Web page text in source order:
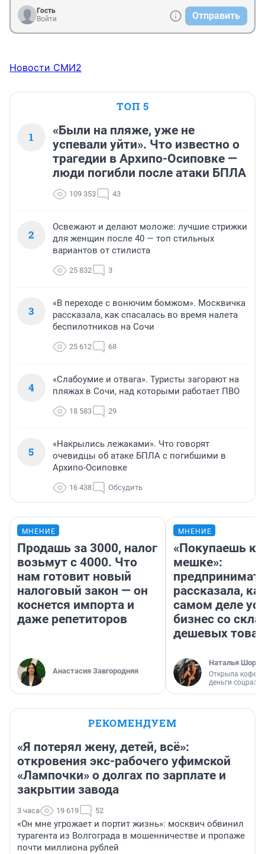
Гость
Войти
Отправить
Новости СМИ2
ТОП 5
1
«Были на пляже, уже не
успевали уйти». Что известно о
трагедии в Архипо-Осиповке —
люди погибли после атаки БПЛА
109 353 43
2
Освежают и делают моложе: лучшие стрижки
для женщин после 40 — топ стильных
вариантов от стилиста
25 832 3
3
«В переходе с вонючим бомжом». Москвичка
рассказала, как спасалась во время налета
беспилотников на Сочи
25 612 68
4
«Слабоумие и отвага». Туристы загорают на
пляжах в Сочи, над которыми работает ПВО
18 583 29
5
«Накрылись лежаками». Что говорят
очевидцы об атаке БПЛА с погибшими в
Архипо-Осиповке
16 438 Обсудить
МНЕНИЕ
Продашь за 3000, налог
возьмут с 4000. Что
нам готовит новый
налоговый закон — он
коснется импорта и
даже репетиторов
Анастасия Завгородняя
МНЕНИЕ
«Покупаешь
мешке»:
рассказала,
самом деле
бизнес со
дешевых
Наталья
Открыла
деньги
РЕКОМЕНДУЕМ
«Я потерял жену, детей, всё»:
откровения экс-рабочего уфимской
«Лампочки» о долгах по зарплате и
закрытии завода
3 часа 19 619 52
«Он мне угрожает и портит жизнь»: москвич обвинил
турагента из Волгограда в мошенничестве и пропаже
почти миллиона рублей